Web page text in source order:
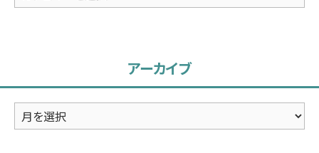
テ
アーカイブ
ア
ー